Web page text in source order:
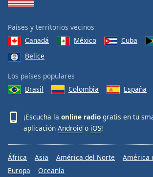
Países y territorios vecinos
Canadá
México Cuba
Belice
Los países populares
Brasil
Colombia España
¡Escucha la online radio gratis en tu
aplicación Android o iOS!
África Asia América del Norte
América
Europa
Oceanía